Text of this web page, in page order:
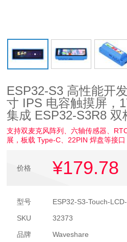
ESP32-S3 高性能开
寸 IPS 电容触摸屏，
集成 ESP32-S3R8 双
支持双麦克风阵列、六轴传感器、
展，板载 Type-C、22PIN 焊盘等接口
价格 ¥179.78
型号
ESP32-S3-Touch-
SKU
32373
品牌
Waveshare